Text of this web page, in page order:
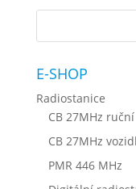
E-SHOP
Radiostanice
CB 27MHz ruční
CB 27MHz
PMR 446 MHz